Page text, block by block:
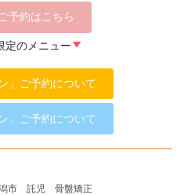
予約はこちら
定のメニュー
」ご予約について
」ご予約について
市 託児 骨盤矯正